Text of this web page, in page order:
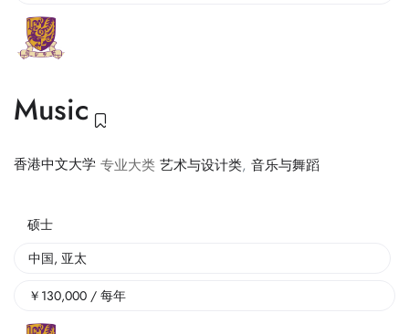
Music
香港中文大学 专业大类 艺术与设计类, 音乐与舞蹈
硕士
中国, 亚太
￥ 130,000 / 每年